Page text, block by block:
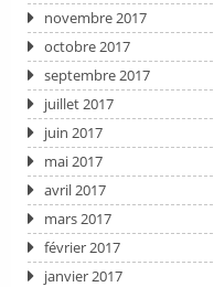
novembre 2017
octobre 2017
septembre 2017
juillet 2017
juin 2017
mai 2017
avril 2017
mars 2017
février 2017
janvier 2017